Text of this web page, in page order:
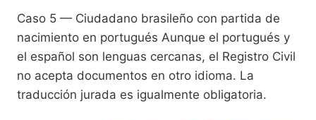
Caso 5 — Ciudadano brasileño con partida de
nacimiento en portugués Aunque el portugués y
el español son lenguas cercanas, el Registro Civil
no acepta documentos en otro idioma. La
traducción jurada es igualmente obligatoria.